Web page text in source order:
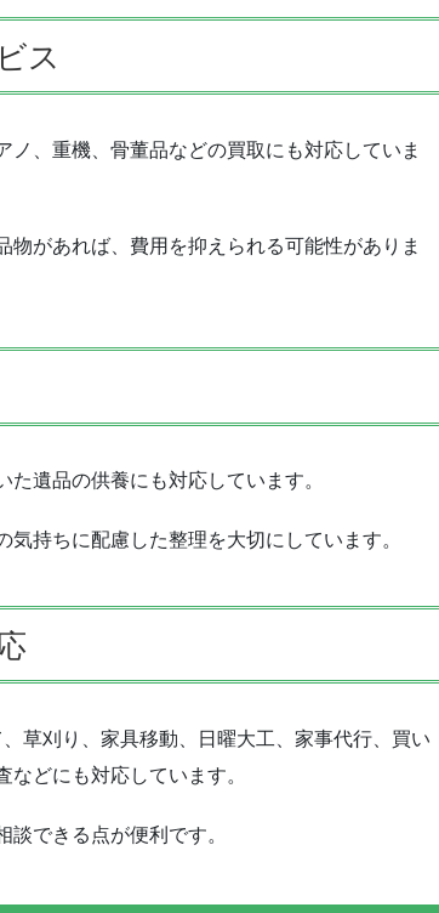
ス
、重機、骨董品などの買取にも対応していま
があれば、費用を抑えられる可能性がありま
遺品の供養にも対応しています。
持ちに配慮した整理を大切にしています。
草刈り、家具移動、日曜大工、家事代行、買い
どにも対応しています。
できる点が便利です。